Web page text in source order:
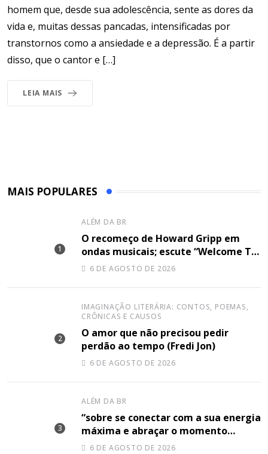
homem que, desde sua adolescência, sente as dores da
vida e, muitas dessas pancadas, intensificadas por
transtornos como a ansiedade e a depressão. É a partir
disso, que o cantor e […]
LEIA MAIS
MAIS POPULARES
ALÉM DA BR
O recomeço de Howard Gripp em
ondas musicais; escute “Welcome To
Your Life”
6 DE AGOSTO DE 2026
IMAGINAÇÃO LITERÁRIA: CONTOS, POEMAS,
CRÔNICAS E CAUSOS
O amor que não precisou pedir
perdão ao tempo (Fredi Jon)
6 DE AGOSTO DE 2026
ALÉM DA BR
“sobre se conectar com a sua energia
máxima e abraçar o momento
plenamente”, disse Shery M sobre
6 DE AGOSTO DE 2026